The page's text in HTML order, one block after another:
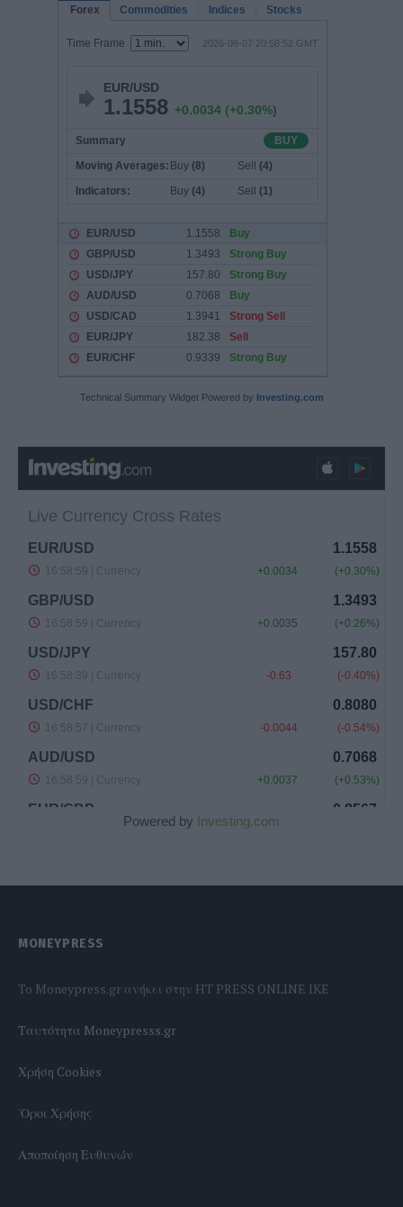
Technical Summary Widget Powered by Investing.com
Powered by Investing.com
MONEYPRESS
To Moneypress.gr ανήκει στην HT PRESS ONLINE IKE
Tαυτότητα Moneypresss.gr
Χρήση Cookies
'Οροι Χρήσης
Αποποίηση Ευθυνών